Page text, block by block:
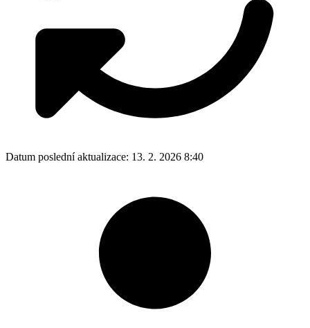
Datum poslední aktualizace: 13. 2. 2026 8:40